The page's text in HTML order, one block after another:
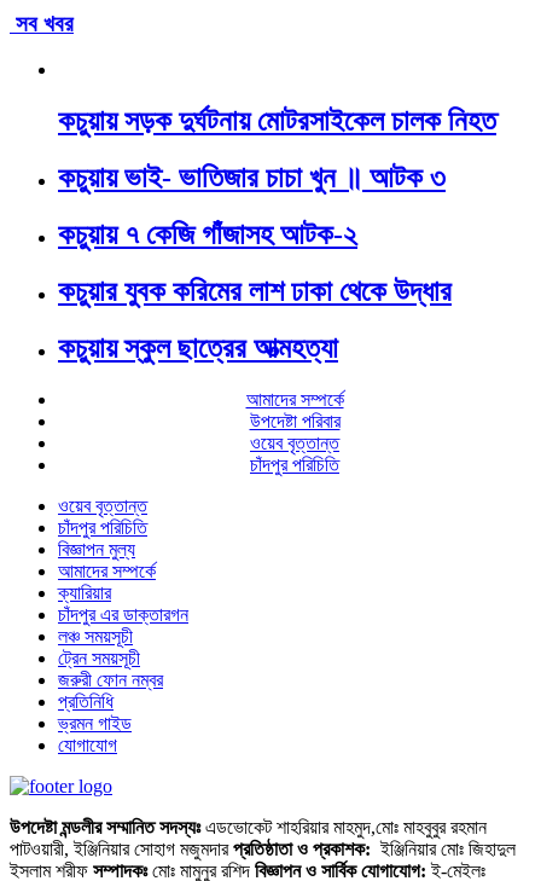
সব খবর
কচুয়ায় সড়ক দুর্ঘটনায় মোটরসাইকেল চালক নিহত
কচুয়ায় ভাই- ভাতিজার চাচা খুন ॥ আটক ৩
কচুয়ায় ৭ কেজি গাঁজাসহ আটক-২
কচুয়ার যুবক করিমের লাশ ঢাকা থেকে উদ্ধার
কচুয়ায় স্কুল ছাত্রের আত্মহত্যা
আমাদের সম্পর্কে
উপদেষ্টা পরিবার
ওয়েব বৃত্তান্ত
চাঁদপুর পরিচিতি
ওয়েব বৃত্তান্ত
চাঁদপুর পরিচিতি
বিজ্ঞাপন মুল্য
আমাদের সম্পর্কে
ক্যারিয়ার
চাঁদপুর এর ডাক্তারগন
লঞ্চ সময়সূচী
ট্রেন সময়সূচী
জরুরী ফোন নম্বর
প্রতিনিধি
ভ্রমন গাইড
যোগাযোগ
উপদেষ্টা মন্ডলীর সম্মানিত সদস্যঃএডভোকেট শাহরিয়ার মাহমুদ,মোঃ মাহবুবুর রহমান
পাটওয়ারী, ইঞ্জিনিয়ার সোহাগ মজুমদারপ্রতিষ্ঠাতা ও প্রকাশক: ইঞ্জিনিয়ার মোঃ জিহাদুল
ইসলাম শরীফ সম্পাদকঃমোঃ মামুনুর রশিদ বিজ্ঞাপন ও সার্বিক যোগাযোগ: ই-মেইলঃ